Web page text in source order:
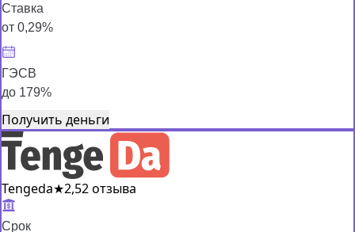
Ставка
от 0,29%
ГЭСВ
до 179%
Получить деньги
Tengeda★2,52 отзыва
Срок